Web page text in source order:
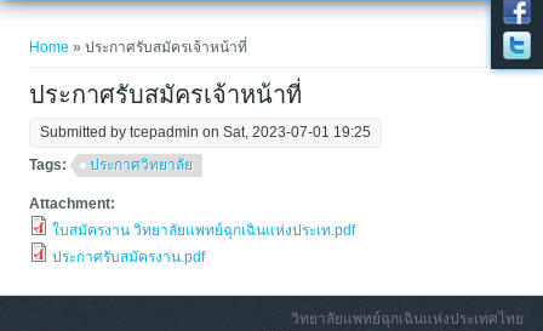
Home » ประกาศรับสมัครเจ้าหน้าที่
ประกาศรับสมัครเจ้าหน้าที่
Submitted bytcepadmin on Sat, 2023-07-01 19:25
Tags:
ประกาศวิทยาลัย
Attachment:
ใบสมัครงาน วิทยาลัยแพทย์ฉุกเฉินแห่งประเท.pdf
ประกาศรับสมัครงาน.pdf
วิทยาลัยแพทย์ฉุกเฉินแห่งประเทศไทย